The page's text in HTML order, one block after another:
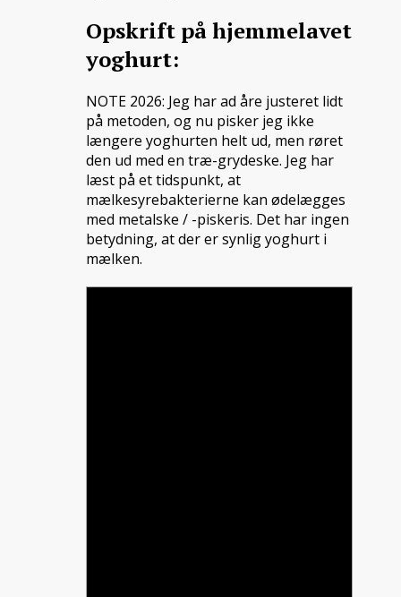
Opskrift på hjemmelavet
yoghurt:
NOTE 2026: Jeg har ad åre justeret lidt
på metoden, og nu pisker jeg ikke
længere yoghurten helt ud, men røret
den ud med en træ-grydeske. Jeg har
læst på et tidspunkt, at
mælkesyrebakterierne kan ødelægges
med metalske / -piskeris. Det har ingen
betydning, at der er synlig yoghurt i
mælken.